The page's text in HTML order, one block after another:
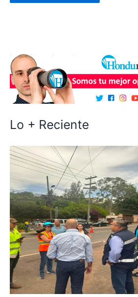
Lo + Reciente